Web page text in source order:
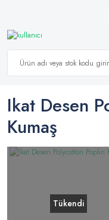
Ikat Desen
Kumaş
Tükendi